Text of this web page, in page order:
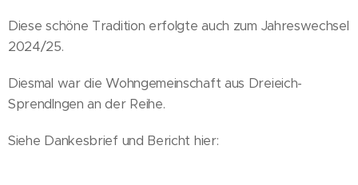
Diese schöne Tradition erfolgte auch zum Jahreswechsel
2024/25.
Diesmal war die Wohngemeinschaft aus Dreieich-
Sprendlngen an der Reihe.
Siehe Dankesbrief und Bericht hier: